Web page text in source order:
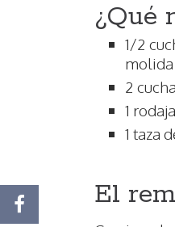
¿Qué
1/2
2
1
1 taza
El